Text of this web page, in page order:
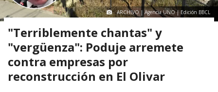
ARCHIVO | Agencia UNO | Edición BBCL
"Terriblemente chantas" y
"vergüenza": Poduje arremete
contra empresas por
reconstrucción en El Olivar